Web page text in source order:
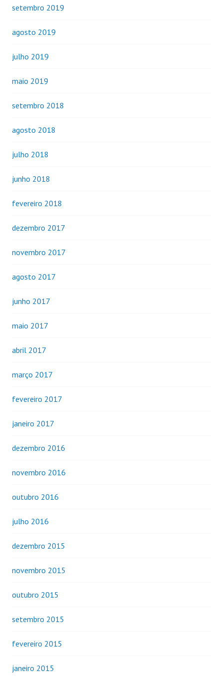
setembro 2019
agosto 2019
julho 2019
maio 2019
setembro 2018
agosto 2018
julho 2018
junho 2018
fevereiro 2018
dezembro 2017
novembro 2017
agosto 2017
junho 2017
maio 2017
abril 2017
março 2017
fevereiro 2017
janeiro 2017
dezembro 2016
novembro 2016
outubro 2016
julho 2016
dezembro 2015
novembro 2015
outubro 2015
setembro 2015
fevereiro 2015
janeiro 2015